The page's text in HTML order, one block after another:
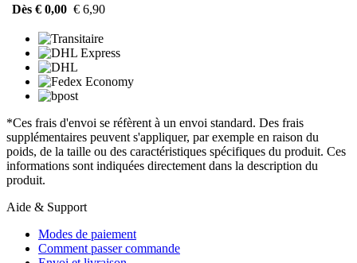
Dès € 0,00 € 6,90
*Ces frais d'envoi se réfèrent à un envoi standard. Des frais
supplémentaires peuvent s'appliquer, par exemple en raison du
poids, de la taille ou des caractéristiques spécifiques du produit. Ces
informations sont indiquées directement dans la description du
produit.
Aide & Support
Modes de paiement
Comment passer commande